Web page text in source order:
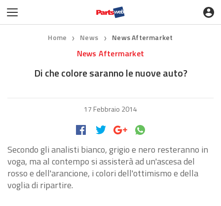
Home ❯ News ❯ News Aftermarket
News Aftermarket
Di che colore saranno le nuove auto?
17 Febbraio 2014
Secondo gli analisti bianco, grigio e nero resteranno in
voga, ma al contempo si assisterà ad un'ascesa del
rosso e dell'arancione, i colori dell'ottimismo e della
voglia di ripartire.